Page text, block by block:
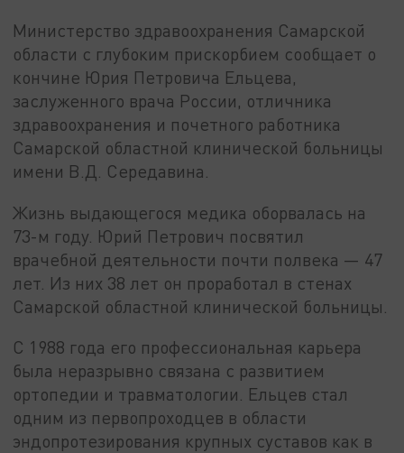
Министерство здравоохранения Самарской
области с глубоким прискорбием сообщает о
кончине Юрия Петровича Ельцева,
заслуженного врача России, отличника
здравоохранения и почетного работника
Самарской областной клинической больницы
имени В.Д. Середавина.
Жизнь выдающегося медика оборвалась на
73-м году. Юрий Петрович посвятил
врачебной деятельности почти полвека — 47
лет. Из них 38 лет он проработал в стенах
Самарской областной клинической больницы.
С 1988 года его профессиональная карьера
была неразрывно связана с развитием
ортопедии и травматологии. Ельцев стал
одним из первопроходцев в области
эндопротезирования крупных суставов как в